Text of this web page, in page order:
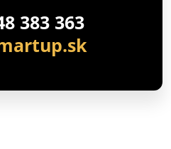
383 363